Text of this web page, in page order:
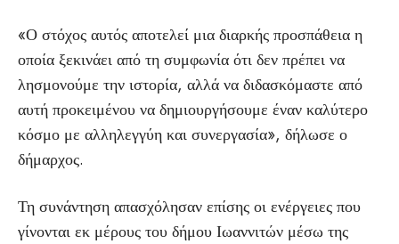
«Ο στόχος αυτός αποτελεί μια διαρκής προσπάθεια η
οποία ξεκινάει από τη συμφωνία ότι δεν πρέπει να
λησμονούμε την ιστορία, αλλά να διδασκόμαστε από
αυτή προκειμένου να δημιουργήσουμε έναν καλύτερο
κόσμο με αλληλεγγύη και συνεργασία», δήλωσε ο
δήμαρχος.
Τη συνάντηση απασχόλησαν επίσης οι ενέργειες που
γίνονται εκ μέρους του δήμου Ιωαννιτών μέσω της